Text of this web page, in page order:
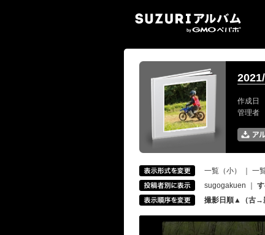
作成日
管理者
一覧（小） 一
sugogakuen
撮影日順▲（古→